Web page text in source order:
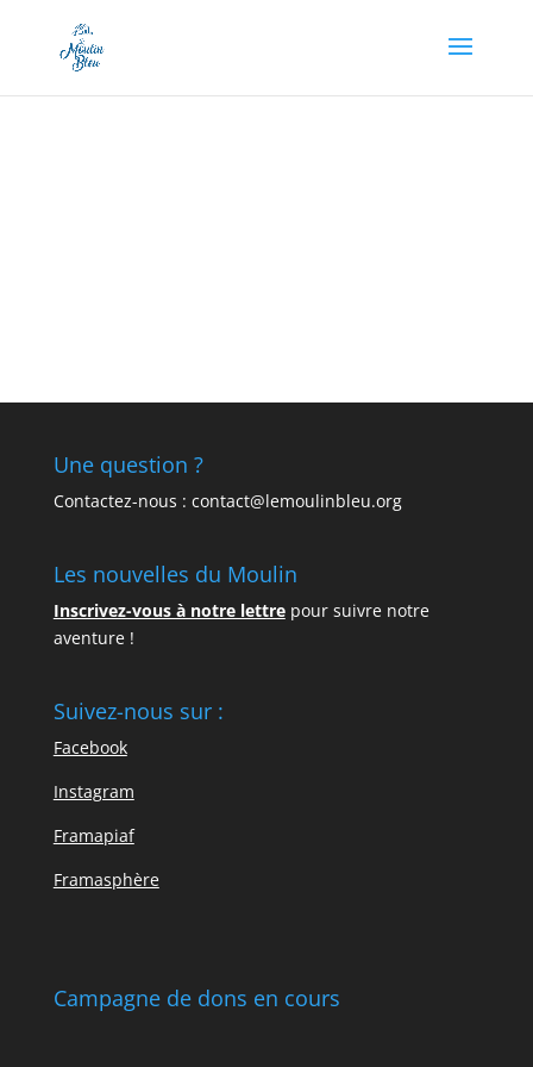
Une question ?
Contactez-nous : contact@lemoulinbleu.org
Les nouvelles du Moulin
Inscrivez-vous à notre lettrepour suivre notre
aventure !
Suivez-nous sur :
Facebook
Instagram
Framapiaf
Framasphère
Campagne de dons en cours
Appel à dons en cours, soutenez-nous en cliquant